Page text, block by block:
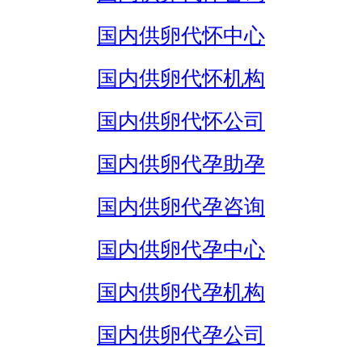
国内供卵代怀中心
国内供卵代怀机构
国内供卵代怀公司
国内供卵代孕助孕
国内供卵代孕咨询
国内供卵代孕中心
国内供卵代孕机构
国内供卵代孕公司